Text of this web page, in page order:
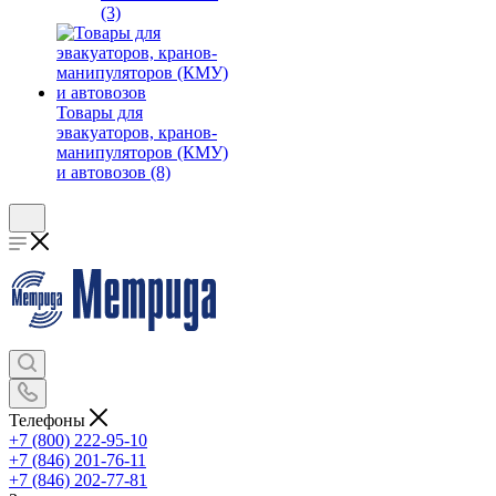
(3)
Товары для
эвакуаторов, кранов-
манипуляторов (КМУ)
и автовозов (8)
Телефоны
+7 (800) 222-95-10
+7 (846) 201-76-11
+7 (846) 202-77-81